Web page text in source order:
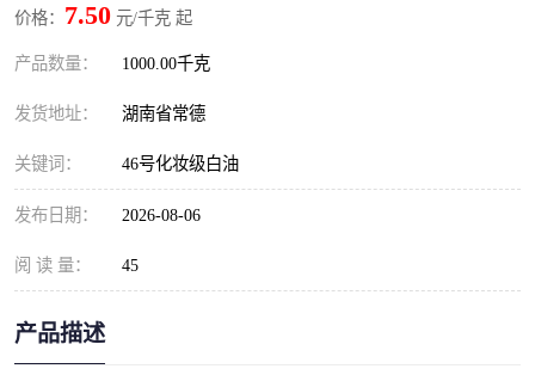
价格： 7.50 元/千克 起
产品数量： 1000.00千克
发货地址： 湖南省常德
关键词： 46号化妆级白油
发布日期： 2026-08-06
阅 读 量： 45
产品描述